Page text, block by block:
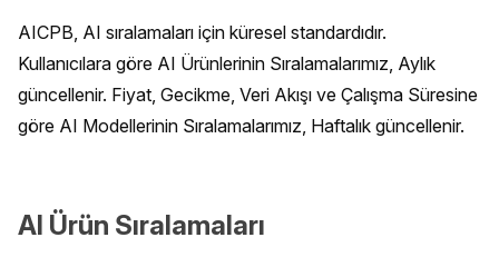
AICPB, AI sıralamaları için küresel standardıdır.
Kullanıcılara göre AI Ürünlerinin Sıralamalarımız, Aylık
güncellenir. Fiyat, Gecikme, Veri Akışı ve Çalışma Süresine
göre AI Modellerinin Sıralamalarımız, Haftalık güncellenir.
AI Ürün Sıralamaları